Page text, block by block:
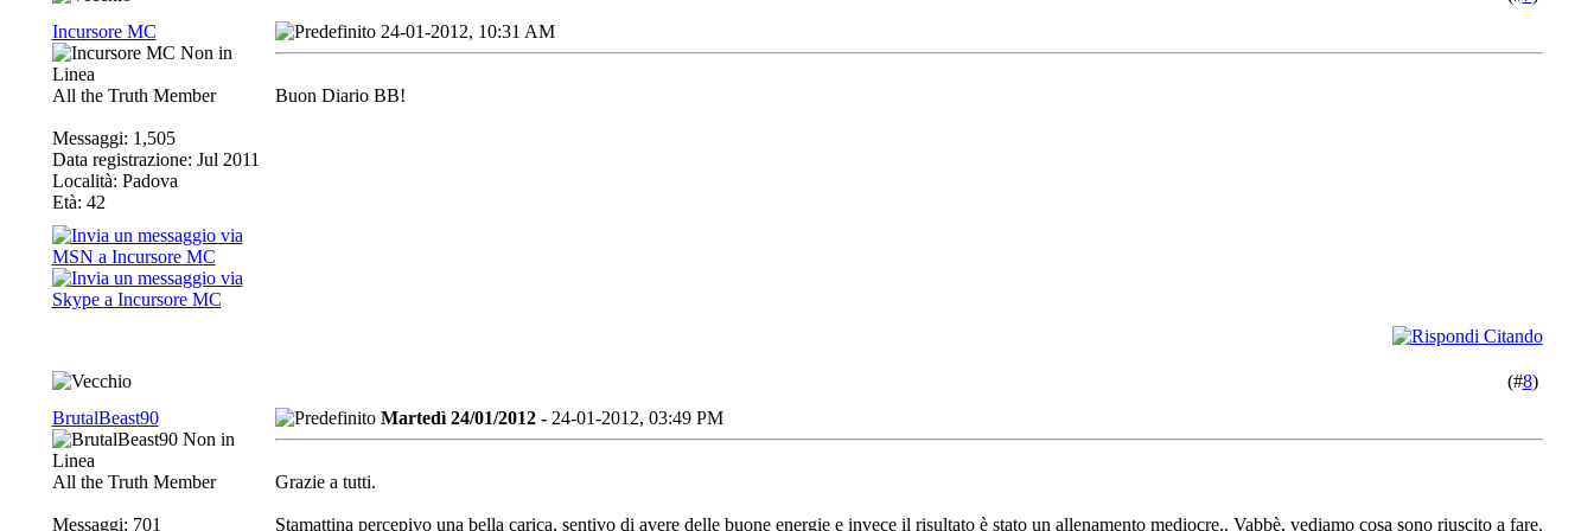
Incursore MC
All the Truth Member
Messaggi: 1,505
Data registrazione: Jul 2011
Località: Padova
Età: 42
24-01-2012, 10:31 AM
Buon Diario BB!
(#8)
BrutalBeast90
All the Truth Member
Messaggi: 701
Martedì 24/01/2012 - 24-01-2012, 03:49 PM
Grazie a tutti.
Stamattina percepivo una bella carica, sentivo di avere delle buone energie e invece il risultato è stato un allenamento mediocre.. Vabbè, vediamo cosa sono riuscito a fare.